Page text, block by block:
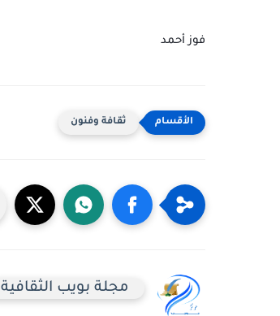
فوز أحمد
ثقافة وفنون
مجلة بويب الثقافية